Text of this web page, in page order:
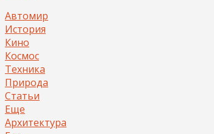
Автомир
История
Кино
Космос
Техника
Природа
Статьи
Еще
Архитектура